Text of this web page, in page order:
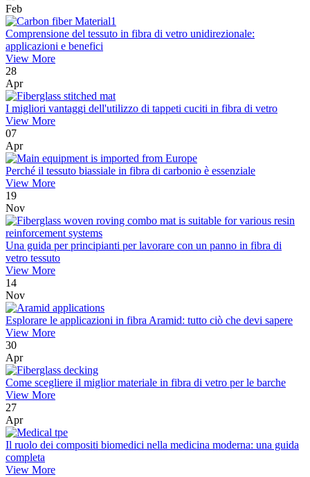
Feb
Comprensione del tessuto in fibra di vetro unidirezionale:
applicazioni e benefici
View More
28
Apr
I migliori vantaggi dell'utilizzo di tappeti cuciti in fibra di vetro
View More
07
Apr
Perché il tessuto biassiale in fibra di carbonio è essenziale
View More
19
Nov
Una guida per principianti per lavorare con un panno in fibra di
vetro tessuto
View More
14
Nov
Esplorare le applicazioni in fibra Aramid: tutto ciò che devi sapere
View More
30
Apr
Come scegliere il miglior materiale in fibra di vetro per le barche
View More
27
Apr
Il ruolo dei compositi biomedici nella medicina moderna: una guida
completa
View More